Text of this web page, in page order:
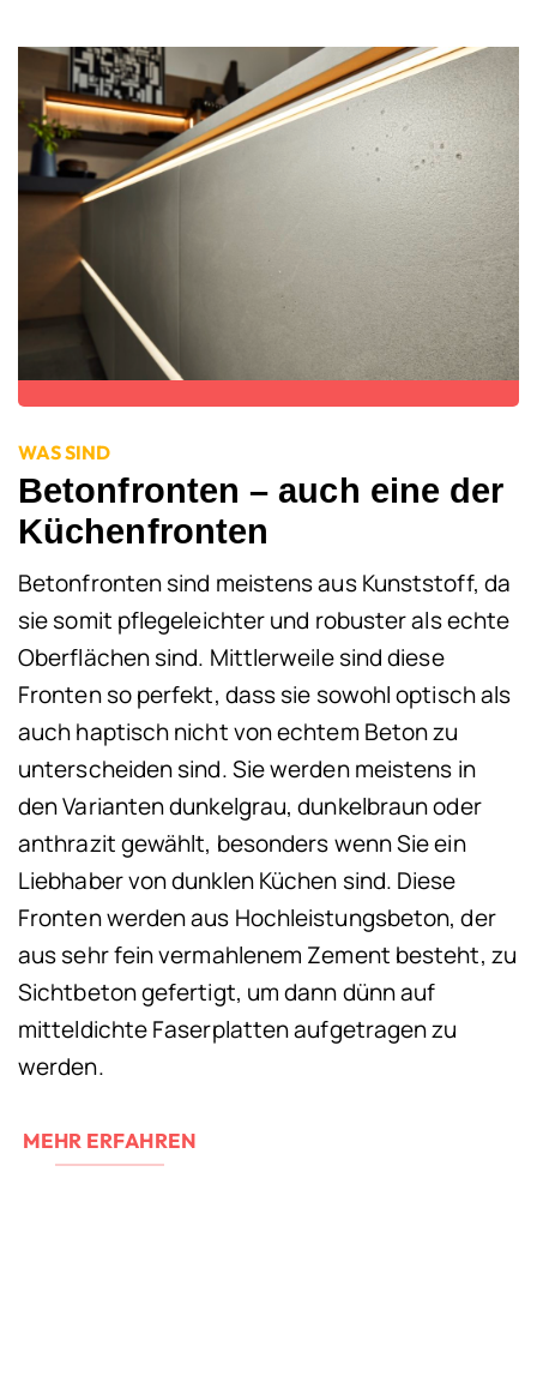
WAS SIND
Betonfronten – auch eine der
Küchenfronten
Betonfronten sind meistens aus Kunststoff, da
sie somit pflegeleichter und robuster als echte
Oberflächen sind. Mittlerweile sind diese
Fronten so perfekt, dass sie sowohl optisch als
auch haptisch nicht von echtem Beton zu
unterscheiden sind. Sie werden meistens in
den Varianten dunkelgrau, dunkelbraun oder
anthrazit gewählt, besonders wenn Sie ein
Liebhaber von dunklen Küchen sind. Diese
Fronten werden aus Hochleistungsbeton, der
aus sehr fein vermahlenem Zement besteht, zu
Sichtbeton gefertigt, um dann dünn auf
mitteldichte Faserplatten aufgetragen zu
werden.
MEHR ERFAHREN